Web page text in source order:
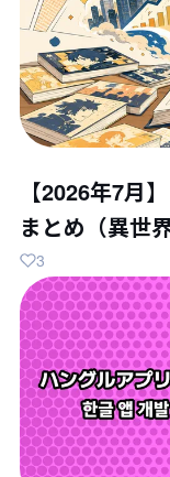
【2026年7月
まとめ（異世
3